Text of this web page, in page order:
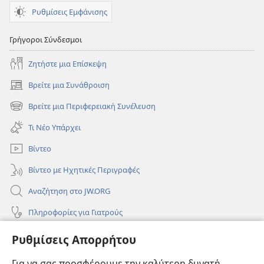
Ρυθμίσεις Απορρήτου
Ρυθμίσεις Εμφάνισης
Γρήγοροι Σύνδεσμοι
Ζητήστε μια Επίσκεψη
Βρείτε μια Συνάθροιση
(ανοίγει
νέο
παράθυρο)
Βρείτε μια Περιφερειακή Συνέλευση
(ανοίγει
νέο
παράθυρο)
Τι Νέο Υπάρχει
Βίντεο
Βίντεο με Ηχητικές Περιγραφές
Αναζήτηση στο JW.ORG
Πληροφορίες για Γιατρούς
Πληροφορίες για Επίσημους Φορείς και ΜΜΕ